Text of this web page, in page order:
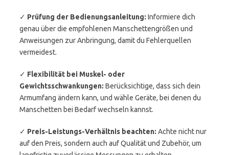
✓ Prüfung der Bedienungsanleitung: Informiere dich
genau über die empfohlenen Manschettengrößen und
Anweisungen zur Anbringung, damit du Fehlerquellen
vermeidest.
✓ Flexibilität bei Muskel- oder
Gewichtsschwankungen: Berücksichtige, dass sich dein
Armumfang ändern kann, und wähle Geräte, bei denen du
Manschetten bei Bedarf wechseln kannst.
✓ Preis-Leistungs-Verhältnis beachten: Achte nicht nur
auf den Preis, sondern auch auf Qualität und Zubehör, um